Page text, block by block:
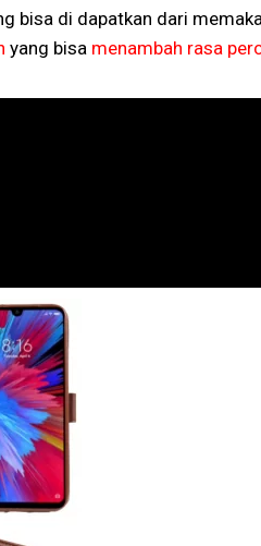
bisa di dapatkan dari
yang bisa menambah rasa